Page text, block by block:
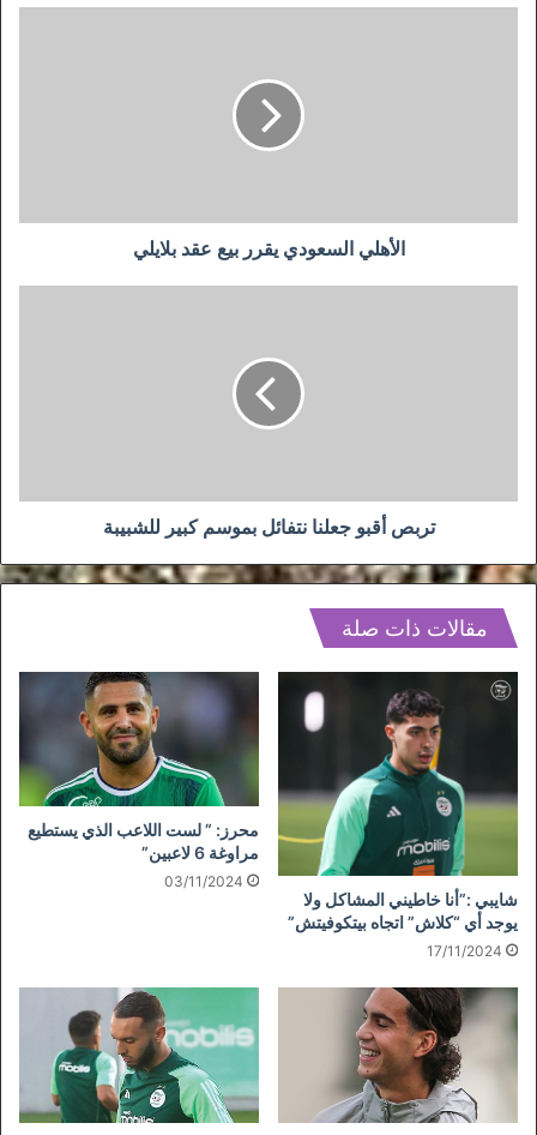
الأهلي السعودي يقرر بيع عقد بلايلي
تربص أقبو جعلنا نتفائل بموسم كبير للشبيبة
مقالات ذات صلة
شايبي :”أنا خاطيني المشاكل ولا
يوجد أي “كلاش” اتجاه بيتكوفيتش”
17/11/2024
محرز: ” لست اللاعب الذي يستطيع
مراوغة 6 لاعبين”
03/11/2024